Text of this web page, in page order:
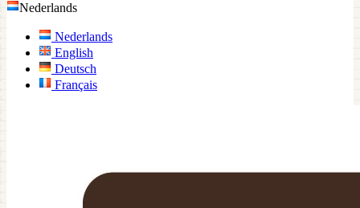
Nederlands
Nederlands
English
Deutsch
Français